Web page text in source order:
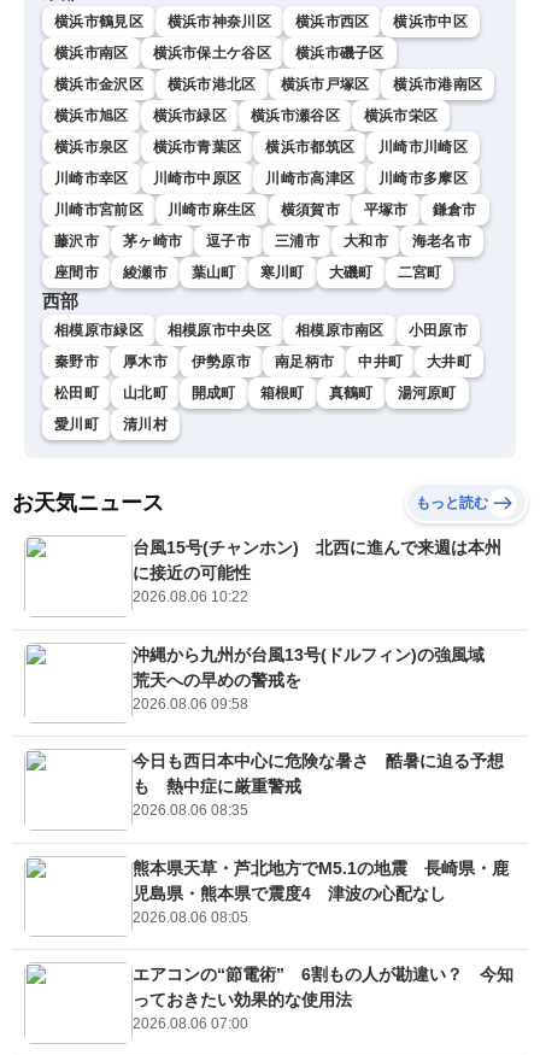
横浜市鶴見区 横浜市神奈川区 横浜市西区
横浜市中区
横浜市南区
横浜市保土ケ谷区
横浜市磯子区
横浜市金沢区
横浜市港北区 横浜市戸塚区
横浜市港南区
横浜市旭区
横浜市緑区 横浜市瀬谷区
横浜市栄区
横浜市泉区
横浜市青葉区 横浜市都筑区
川崎市川崎区
川崎市幸区
川崎市中原区 川崎市高津区
川崎市多摩区
川崎市宮前区
川崎市麻生区 横須賀市 平塚市
鎌倉市
藤沢市
茅ヶ崎市 逗子市 三浦市 大和市
海老名市
座間市
綾瀬市 葉山町 寒川町 大磯町 二宮町
西部
相模原市緑区 相模原市中央区 相模原市南区
小田原市
秦野市
厚木市 伊勢原市 南足柄市 中井町
大井町
松田町
山北町 開成町 箱根町 真鶴町
湯河原町
愛川町
清川村
お天気ニュース もっと読む
台風15号(チャンホン) 北西に進んで来週は本州
に接近の可能性
2026.08.06 10:22
沖縄から九州が台風13号(ドルフィン)の強風域
荒天への早めの警戒を
2026.08.06 09:58
今日も西日本中心に危険な暑さ 酷暑に迫る予想
も 熱中症に厳重警戒
2026.08.06 08:35
熊本県天草・芦北地方でM5.1の地震 長崎県・鹿
児島県・熊本県で震度4 津波の心配なし
2026.08.06 08:05
エアコンの“節電術” 6割もの人が勘違い？ 今知
っておきたい効果的な使用法
2026.08.06 07:00